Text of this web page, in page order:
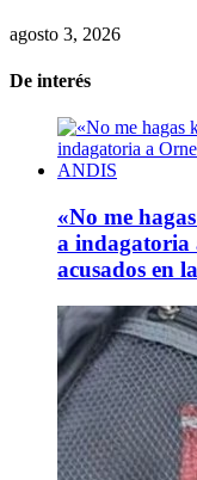
agosto 3, 2026
De interés
«No me
a indagatoria
acusados en